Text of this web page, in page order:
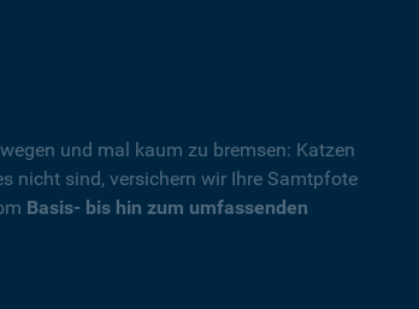
und mal kaum zu bremsen: Katzen
nicht sind, versichern wir Ihre Samtpfote
Basis- bis hin zum umfassenden